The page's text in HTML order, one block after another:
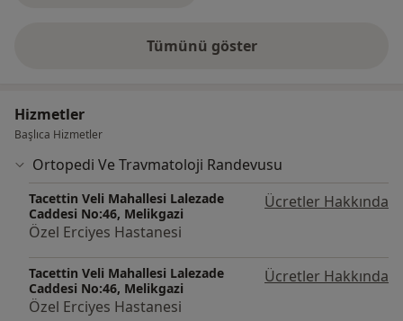
Tümünü gösterdeneyim hakkında
Hizmetler
Başlıca Hizmetler
Ortopedi Ve Travmatoloji Randevusu
Tacettin Veli Mahallesi Lalezade
Caddesi No:46, Melikgazi
Ücretler Hakkında
Özel Erciyes Hastanesi
Tacettin Veli Mahallesi Lalezade
Caddesi No:46, Melikgazi
Ücretler Hakkında
Özel Erciyes Hastanesi